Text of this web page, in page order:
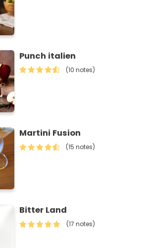
Punch italien
(10 notes)
Martini Fusion
(15 notes)
Bitter Land
(17 notes)